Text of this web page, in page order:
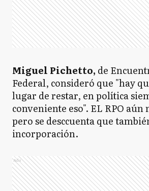
Miguel Pichetto, de
Federal, consideró que "hay
lugar de restar, en política
conveniente eso". EL RPO aún
pero se desccuenta que
incorporación.
Ads